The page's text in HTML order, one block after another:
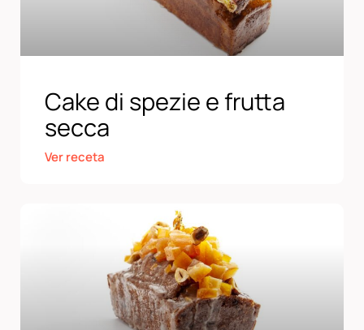
Cake di spezie e frutta
secca
Ver receta